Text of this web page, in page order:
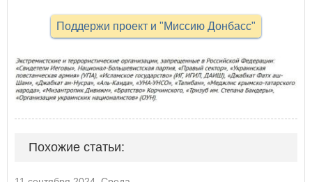
Поддержи проект и "Миссию Донбасс"
Похожие статьи: